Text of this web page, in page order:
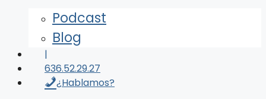
Podcast
Blog
|
636.52.29.27
¿Hablamos?